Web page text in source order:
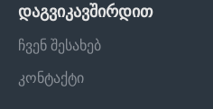
დაგვიკავშირდით
ჩვენ შესახებ
კონტაქტი